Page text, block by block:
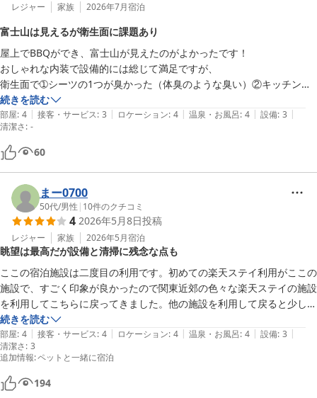
レジャー 家族 2026年7月宿泊
富士山は見えるが衛生面に課題あり
屋上でBBQができ、富士山が見えたのがよかったです！
おしゃれな内装で設備的には総じて満足ですが、
衛生面で➀シーツの1つが臭かった（体臭のような臭い）②キッチンが
生臭かった➂洗濯機の中に使用済みの糸ようじと子ども向けシール（前
の人がポケットに入れたまま洗濯して清掃されていなかったのかと）が
入っており、不快感がありました。また槽清掃とフィルター清掃ランプ
がついており乾燥は機能せず生臭い仕上がりに。。清掃マークは消して
おいて（清掃しておいて）いただきたかったです。
続きを読む
部屋: 4 | 接客・サービス: 3 | ロケーション: 4 | 温泉・お風呂: 4 | 設備: 3 |
清潔さ: -
60
まー0700
50代/男性 | 10件のクチコミ
4 2026年5月8日投稿
レジャー 家族 2026年5月宿泊
眺望は最高だが設備と清掃に残念な点も
ここの宿泊施設は二度目の利用です。初めての楽天ステイ利用がここの
施設で、すごく印象が良かったので関東近郊の色々な楽天ステイの施設
を利用してこちらに戻ってきました。他の施設を利用して戻ると少し古
さを感じました。設備面は食洗機やサウナなどは無く物足りなさを感じ
ました。ただ設備面はしょうがないにしても、バルコニーが掃除されて
なくせっかく富士山が正面に見える最高のロケーションなのに少しガッ
カリしました。
続きを読む
部屋: 4 | 接客・サービス: 4 | ロケーション: 4 | 温泉・お風呂: 4 | 設備: 3 |
清潔さ: 3
追加情報:ペットと一緒に宿泊
194